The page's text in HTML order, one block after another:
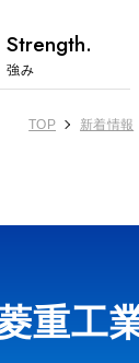
Strength.
強み
TOP 新着情報
重工